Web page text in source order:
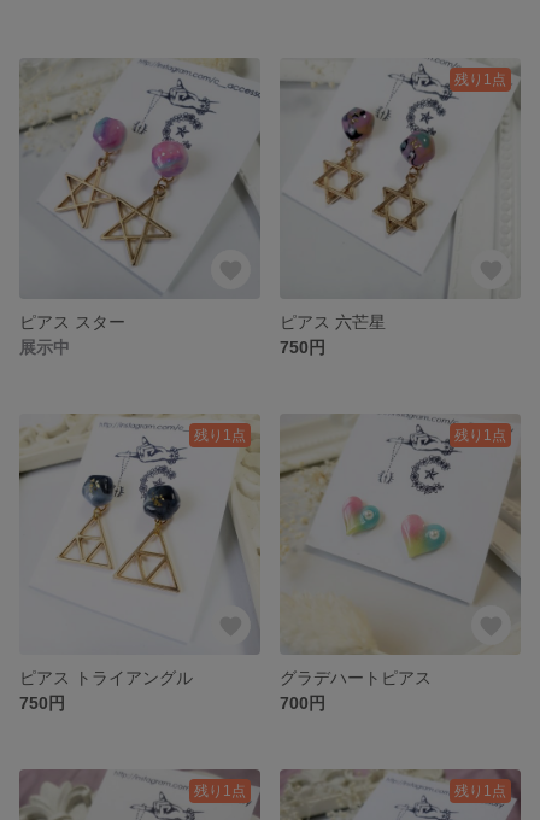
ピアス スター
展示中
残り1点
ピアス 六芒星
750円
残り1点
ピアス トライアングル
750円
残り1点
グラデハートピアス
700円
残り1点 残り1点